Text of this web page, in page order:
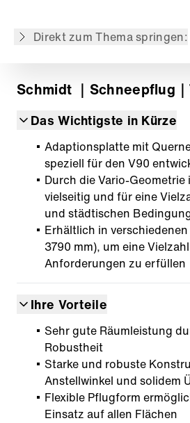
Direkt zum Thema springen:
Zurück zur Übersicht
Schmidt ｜Schneepflug
Das Wichtigste in Kürze
Adaptionsplatte mit
speziell für den V90
Durch die Vario-Geometrie
vielseitig und für eine
und städtischen
Erhältlich in
3790 mm), um eine
Anforderungen zu erfüllen
Ihre Vorteile
Sehr gute Räumleistung
Robustheit
Starke und robuste
Anstellwinkel und solidem
Flexible Pflugform
Einsatz auf allen Flächen